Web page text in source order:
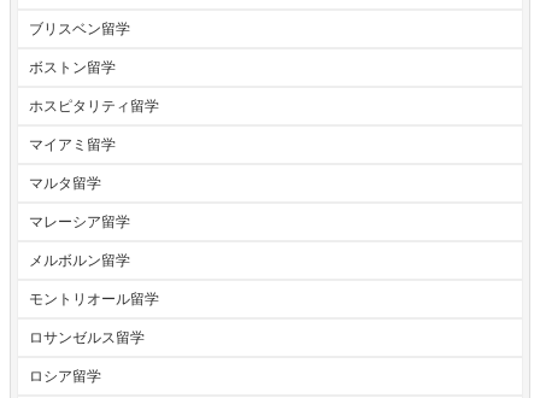
ブリスベン留学
ボストン留学
ホスピタリティ留学
マイアミ留学
マルタ留学
マレーシア留学
メルボルン留学
モントリオール留学
ロサンゼルス留学
ロシア留学